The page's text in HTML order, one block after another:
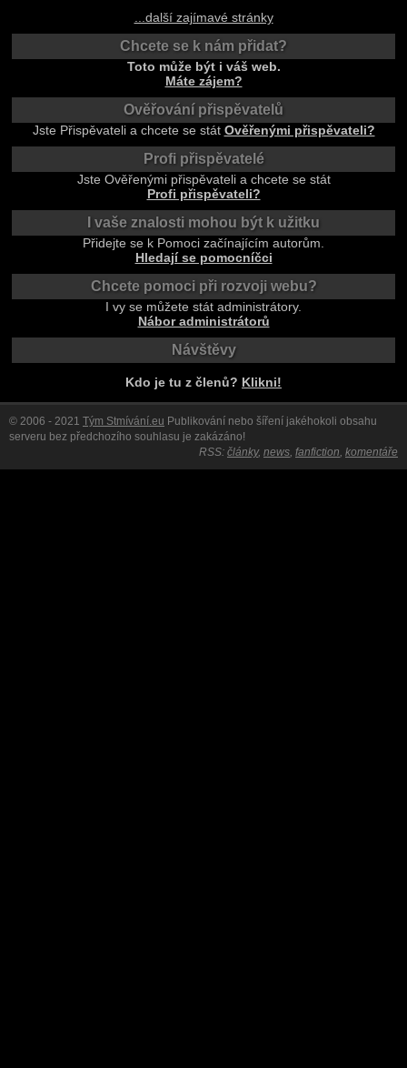
...další zajímavé stránky
Chcete se k nám přidat?
Toto může být i váš web.
Máte zájem?
Ověřování přispěvatelů
Jste Přispěvateli a chcete se stát Ověřenými přispěvateli?
Profi přispěvatelé
Jste Ověřenými přispěvateli a chcete se stát
Profi přispěvateli?
I vaše znalosti mohou být k užitku
Přidejte se k Pomoci začínajícím autorům.
Hledají se pomocníčci
Chcete pomoci při rozvoji webu?
I vy se můžete stát administrátory.
Nábor administrátorů
Návštěvy
Kdo je tu z členů? Klikni!
© 2006 - 2021 Tým Stmívání.eu Publikování nebo šíření jakéhokoli obsahu
serveru bez předchozího souhlasu je zakázáno!
RSS: články, news fanfiction komentáře